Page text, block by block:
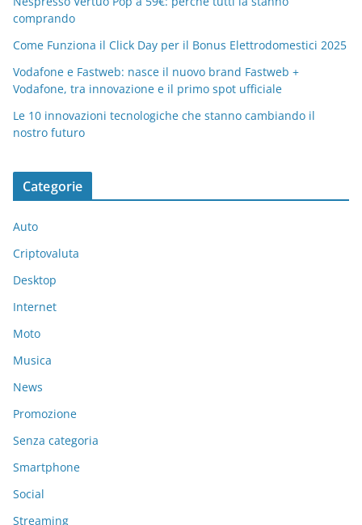
k
comprando
Come Funziona il Click Day per il Bonus Elettrodomestici 2025
Vodafone e Fastweb: nasce il nuovo brand Fastweb +
Vodafone, tra innovazione e il primo spot ufficiale
Le 10 innovazioni tecnologiche che stanno cambiando il
nostro futuro
Categorie
Auto
Criptovaluta
Desktop
Internet
Moto
Musica
News
Promozione
Senza categoria
Smartphone
Social
Streaming